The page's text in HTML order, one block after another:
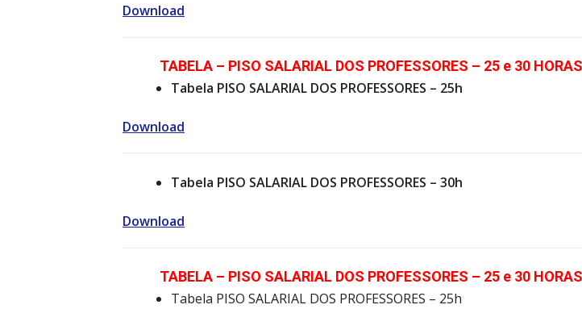
Download
TABELA – PISO SALARIAL DOS PROFESSORES – 25 e 30
Tabela PISO SALARIAL DOS PROFESSORES – 25h
Download
Tabela PISO SALARIAL DOS PROFESSORES – 30h
Download
TABELA – PISO SALARIAL DOS PROFESSORES – 25 e 30
Tabela PISO SALARIAL DOS PROFESSORES – 25h